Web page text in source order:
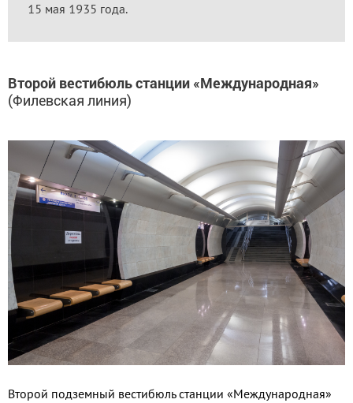
15 мая 1935 года.
Второй вестибюль станции «Международная»
(Филевская линия)
Второй подземный вестибюль станции «Международная»